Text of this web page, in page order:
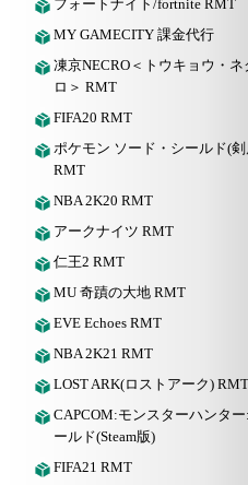
フォートナイト/fortnite RMT
MY GAMECITY 課金代行
凍京NECRO＜トウキョウ・ネ
ロ＞ RMT
FIFA20 RMT
ポケモン ソード・シールド(
RMT
NBA 2K20 RMT
アークナイツ RMT
仁王2 RMT
MU 奇蹟の大地 RMT
EVE Echoes RMT
NBA 2K21 RMT
LOST ARK(ロストアーク) RMT
CAPCOM:モンスターハンター
ールド(Steam版)
FIFA21 RMT